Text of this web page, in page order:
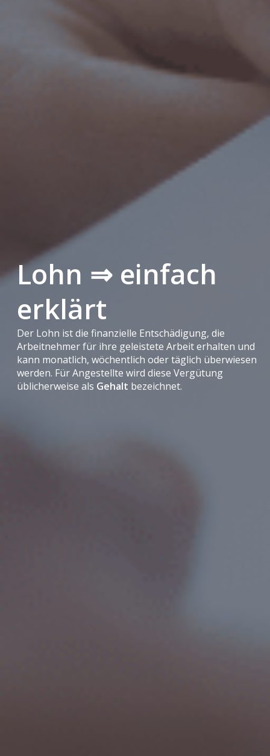
Lohn ⇒ einfach
erklärt
Der Lohn ist die finanzielle Entschädigung, die
Arbeitnehmer für ihre geleistete Arbeit erhalten und
kann monatlich, wöchentlich oder täglich überwiesen
werden. Für Angestellte wird diese Vergütung
üblicherweise als Gehalt bezeichnet.